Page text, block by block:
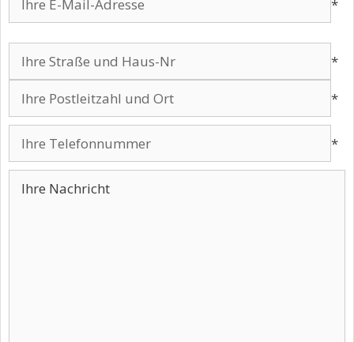
*
Bitte lasse dieses Feld leer.
*
*
*